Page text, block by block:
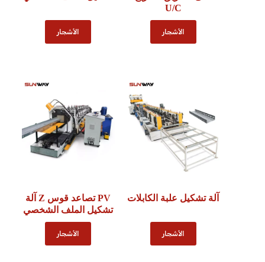
U/C
الأشجار الأشجار
آلة تشكيل علبة الكابلات
الأشجار
PV تصاعد قوس Z آلة
تشكيل الملف الشخصي
الأشجار